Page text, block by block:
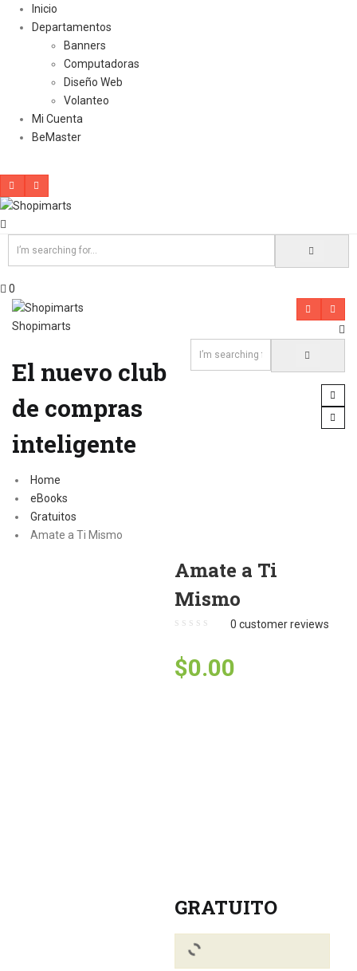
Inicio
Departamentos
Banners
Computadoras
Diseño Web
Volanteo
Mi Cuenta
BeMaster
0
Shopimarts
El nuevo club
de compras
inteligente
Home
eBooks
Gratuitos
Amate a Ti Mismo
Amate a Ti
Mismo
0 customer reviews
$0.00
GRATUITO